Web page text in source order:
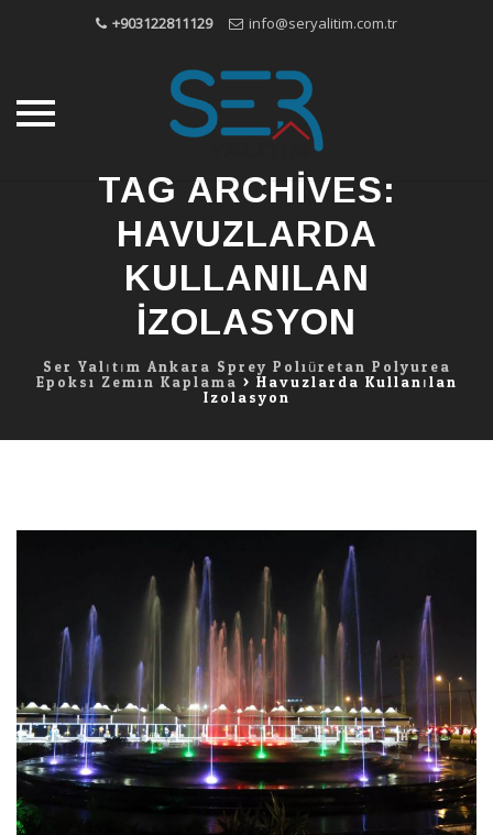
+903122811129 info@seryalitim.com.tr
TAG ARCHIVES:
HAVUZLARDA
KULLANILAN
IZOLASYON
Ser Yalıtım Ankara Sprey Poliüretan Polyurea
Epoksi Zemin Kaplama > Havuzlarda Kullanılan
Izolasyon